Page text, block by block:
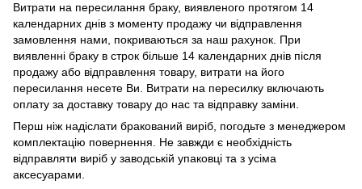
Витрати на пересилання браку, виявленого протягом 14
календарних днів з моменту продажу чи відправлення
замовлення нами, покриваються за наш рахунок. При
виявленні браку в строк більше 14 календарних днів після
продажу або відправлення товару, витрати на його
пересилання несете Ви. Витрати на пересилку включають
оплату за доставку товару до нас та відправку заміни.
Перш ніж надіслати бракований виріб, погодьте з менеджером
комплектацію повернення. Не завжди є необхідність
відправляти виріб у заводській упаковці та з усіма
аксесуарами.